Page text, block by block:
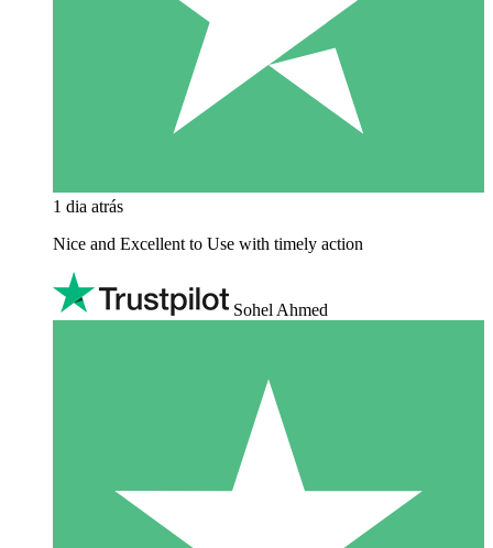
1 dia atrás
Nice and Excellent to Use with timely action
Sohel Ahmed